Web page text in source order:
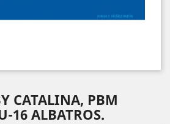
CATALINA, PBM
16 ALBATROS.